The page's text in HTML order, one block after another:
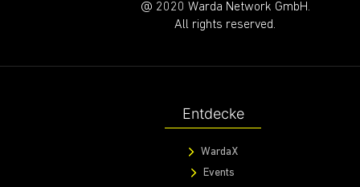
@ 2020 Warda Network GmbH.
All rights reserved.
Entdecke
WardaX
Events